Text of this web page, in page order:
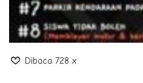
Dibaca 728 x